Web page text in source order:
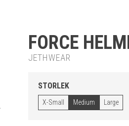
FORCE
JETHWEAR
STORLEK
X-Small Medium Large